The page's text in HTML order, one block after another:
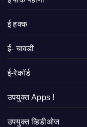
ई हक्क
ई- चावडी
ई-रेकॉर्ड
उपयुक्त Apps !
उपयुक्त व्हिडीओज